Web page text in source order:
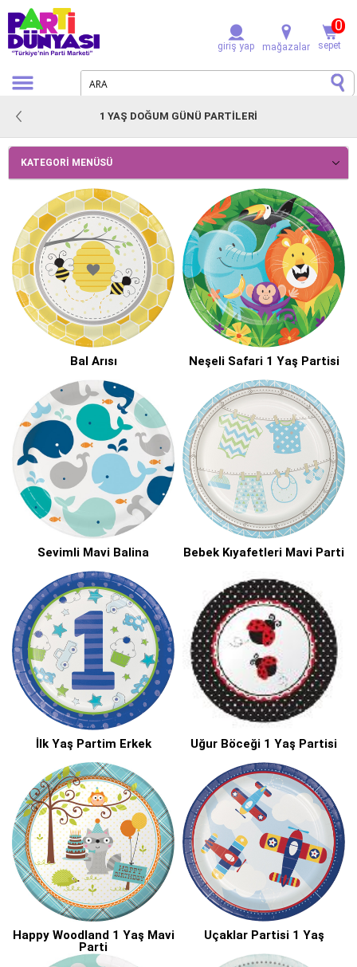
giriş yap mağazalar sepet
0
1 YAŞ DOĞUM GÜNÜ PARTİLERİ
KATEGORI MENÜSÜ
Bal Arısı Neşeli Safari 1 Yaş Partisi
Sevimli Mavi Balina Bebek Kıyafetleri Mavi Parti
İlk Yaş Partim Erkek Uğur Böceği 1 Yaş Partisi
Happy Woodland 1 Yaş Mavi
Parti
Uçaklar Partisi 1 Yaş